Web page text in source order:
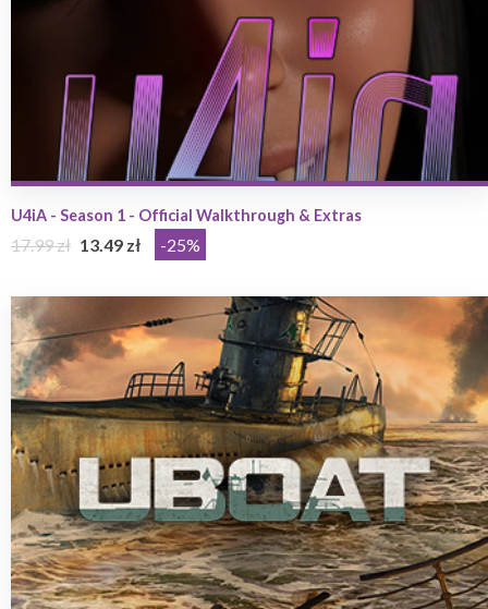
U4iA - Season 1 - Official Walkthrough & Extras
17.99 zł 13.49 zł -25%